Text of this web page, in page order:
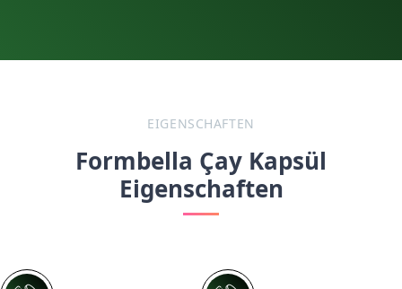
EIGENSCHAFTEN
Formbella Çay Kapsül
Eigenschaften